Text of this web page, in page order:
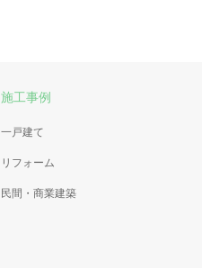
施工事例
一戸建て
リフォーム
民間・商業建築